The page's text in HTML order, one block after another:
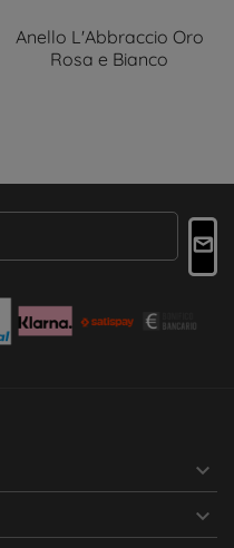
Anello L'Abbraccio Oro
Rosa e Bianco

